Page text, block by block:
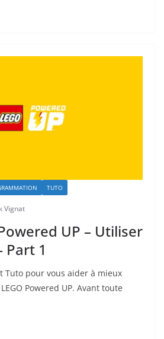
TUTO
Vignat
UP – Utiliser
1
Tuto pour vous aider à mieux
Powered UP. Avant toute